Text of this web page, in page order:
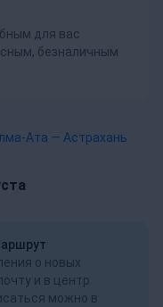
для вас
безналичным
Ата — Астрахань
о новых
и в центр
можно в